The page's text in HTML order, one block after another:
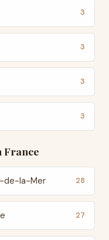
3
3
3
3
France
de-la-Mer 28
27